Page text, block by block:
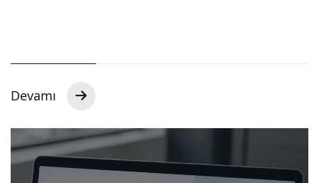
Devamı